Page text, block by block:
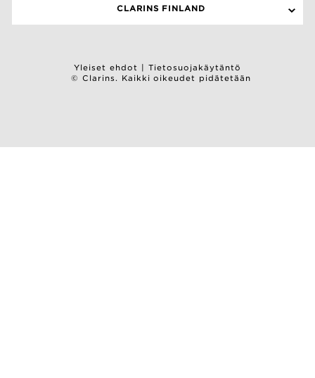
CLARINS FINLAND
Yleiset ehdot
Tietosuojakäytäntö
© Clarins. Kaikki oikeudet pidätetään